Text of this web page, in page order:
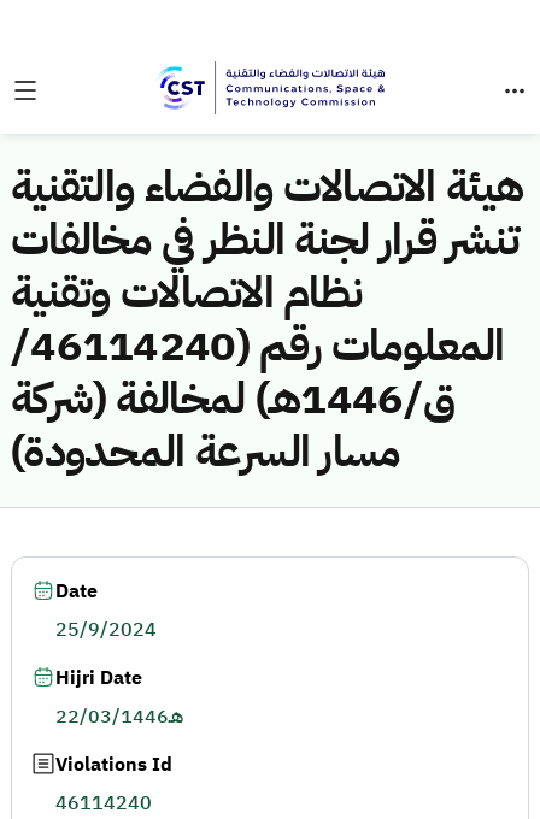
هيئة الاتصالات والفضاء والتقنية
تنشر قرار لجنة النظر في مخالفات
نظام الاتصالات وتقنية
المعلومات رقم (46114240/
ق/1446هـ) لمخالفة (شركة
مسار السرعة المحدودة)
Date
25/9/2024
Hijri Date
22/03/1446هـ
Violations Id
46114240